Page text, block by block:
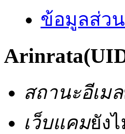
ข้อมูลส่ว
Arinrata
สถานะอีเมล
เว็บแคมยัง